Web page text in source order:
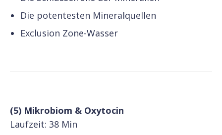
Die potentesten Mineralquellen
Exclusion Zone-Wasser
(5) Mikrobiom & Oxytocin
Laufzeit: 38 Min